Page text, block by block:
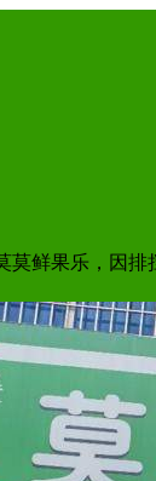
莫鲜果乐，因排